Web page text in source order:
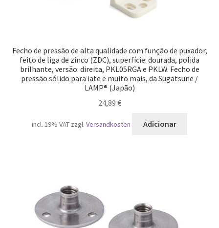
Fecho de pressão de alta qualidade com função de puxador,
feito de liga de zinco (ZDC), superfície: dourada, polida
brilhante, versão: direita, PKL05RGA e PKLW. Fecho de
pressão sólido para iate e muito mais, da Sugatsune /
LAMP® (Japão)
24,89 €
incl. 19% VAT zzgl. Versandkosten Adicionar